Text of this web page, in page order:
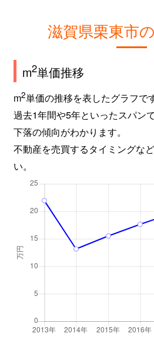
滋賀県栗東市
m2単価推移
m2単価の推移を表したグラフです
過去1年間や5年といったスパン
下落の傾向がわかります。
不動産を売買するタイミングな
い。